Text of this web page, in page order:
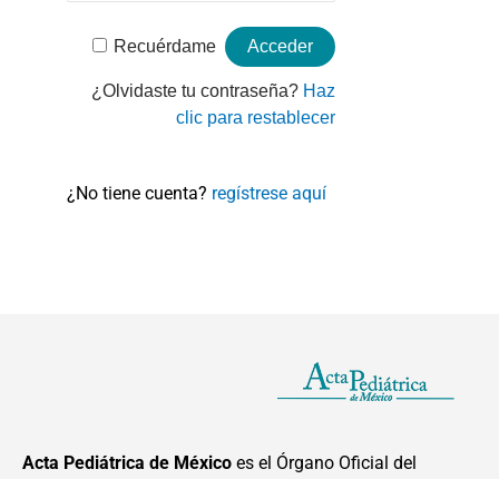
Recuérdame
¿Olvidaste tu contraseña? Haz
clic para restablecer
¿No tiene cuenta? regístrese aquí
Acta Pediátrica de México es el Órgano Oficial del